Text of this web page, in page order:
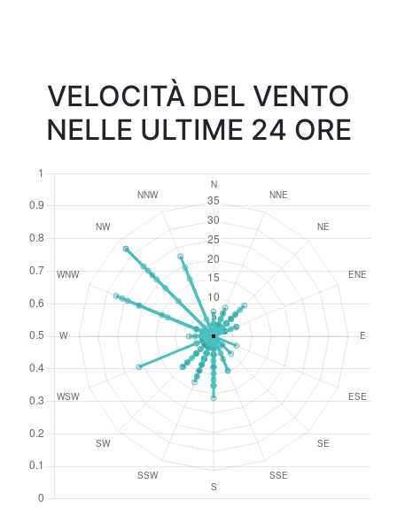
VELOCITÀ DEL VENTO
NELLE ULTIME 24 ORE